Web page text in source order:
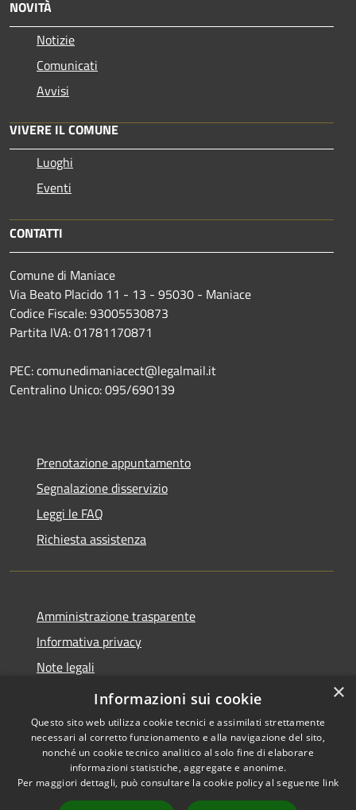
NOVITÀ
Notizie
Comunicati
Avvisi
VIVERE IL COMUNE
Luoghi
Eventi
CONTATTI
Comune di Maniace
Via Beato Placido 11 - 13 - 95030 - Maniace
Codice Fiscale: 93005530873
Partita IVA: 01781170871
PEC: comunedimaniacect@legalmail.it
Centralino Unico: 095/690139
Prenotazione appuntamento
Segnalazione disservizio
Leggi le FAQ
Richiesta assistenza
Amministrazione trasparente
Informativa privacy
Note legali
Dichiarazione di accessibilità
Accessibilità
Copyright © 2026 • Comune di
Maniace • Powered by
×
Informazioni sui cookie
Questo sito web utilizza cookie tecnici e assimilati strettamente
necessari al corretto funzionamento e alla navigazione del sito,
nonché un cookie tecnico analitico al solo fine di elaborare
informazioni statistiche, aggregate e anonime.
Per maggiori dettagli, può consultare la cookie policy al seguente link